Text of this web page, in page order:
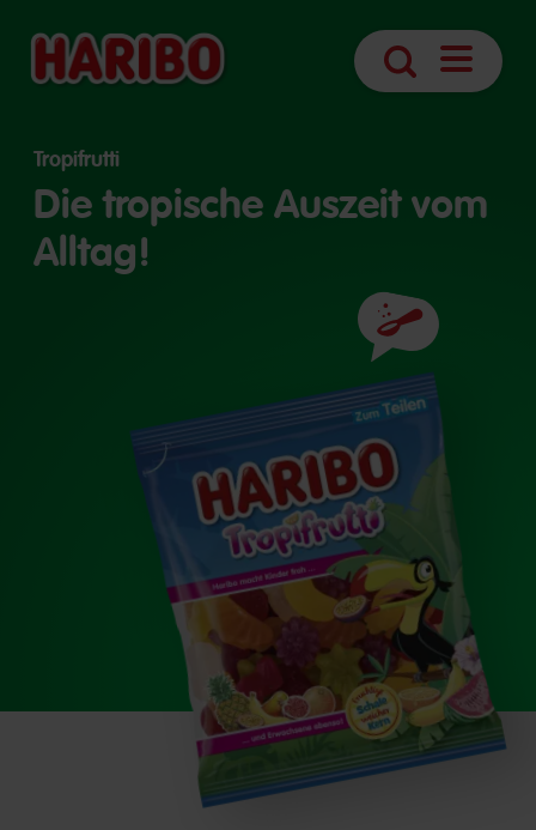
Suche
Tropifrutti
Die tropische Auszeit vom
Alltag!
Zutaten